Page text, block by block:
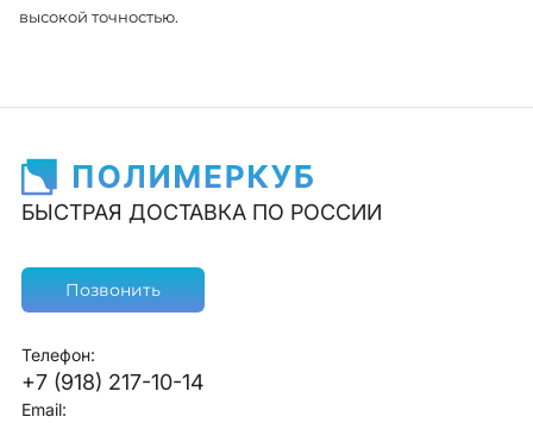
высокой точностью.
БЫСТРАЯ ДОСТАВКА ПО РОССИИ
Позвонить
Телефон:
+7 (918) 217-10-14
Email: